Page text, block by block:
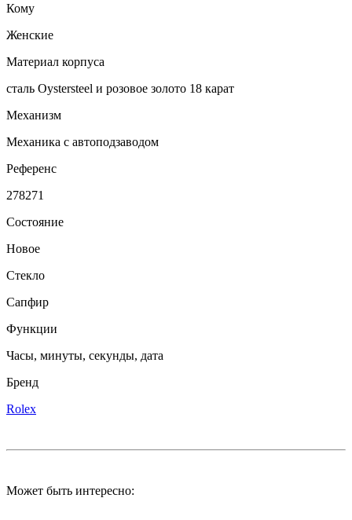
Кому
Женские
Материал корпуса
сталь Oystersteel и розовое золото 18 карат
Механизм
Механика с автоподзаводом
Референс
278271
Состояние
Новое
Стекло
Сапфир
Функции
Часы, минуты, секунды, дата
Бренд
Rolex
Может быть интересно: